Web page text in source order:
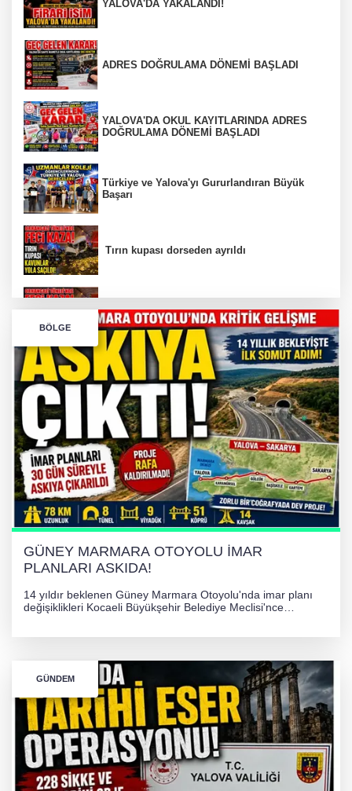
YALOVA'DA YAKALANDI!
ADRES DOĞRULAMA DÖNEMİ BAŞLADI
YALOVA'DA OKUL KAYITLARINDA ADRES
DOĞRULAMA DÖNEMİ BAŞLADI
Türkiye ve Yalova'yı Gururlandıran Büyük
Başarı
Tırın kupası dorseden ayrıldı
Bursa’da Orhangazi Tüneli’nde feci kaza:
İHRACAT REKORU VAR, PEKİ EMEĞİN
KARŞILIĞI NEREDE?
TONAMİ KÖPRÜSÜ'NDE PANİK!
GÜNEY MARMARA OTOYOLU İMAR
PLANLARI ASKIDA!
BÖLGE
GÜNEY MARMARA OTOYOLU İMAR
PLANLARI ASKIDA!
14 yıldır beklenen Güney Marmara Otoyolu'nda imar planı
değişiklikleri Kocaeli Büyükşehir Belediye Meclisi'nce
GÜNDEM